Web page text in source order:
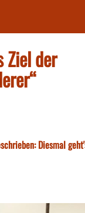
Ziel der
Diesmal